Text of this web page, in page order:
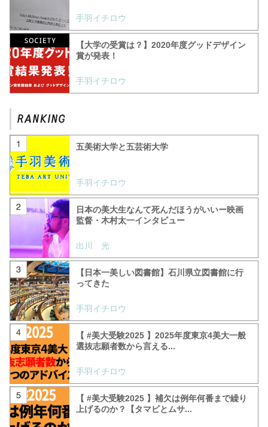
手羽イチロウ
【大学の受賞は？】2020年度グッドデザイン
賞が発表！
手羽イチロウ
五美術大学と五芸術大学
手羽イチロウ
日本の美大生なんて死んだほうがいいー映画
監督・木村太一インタビュー
出川 光
【日本一美しい図書館】石川県立図書館に行
ってきた
手羽イチロウ
【 #美大受験2025 】2025年度東京4美大一般
選抜志願者数から言える...
手羽イチロウ
【 #美大受験2025 】補欠は例年何番まで繰り
上げるのか？【タマビとムサ...